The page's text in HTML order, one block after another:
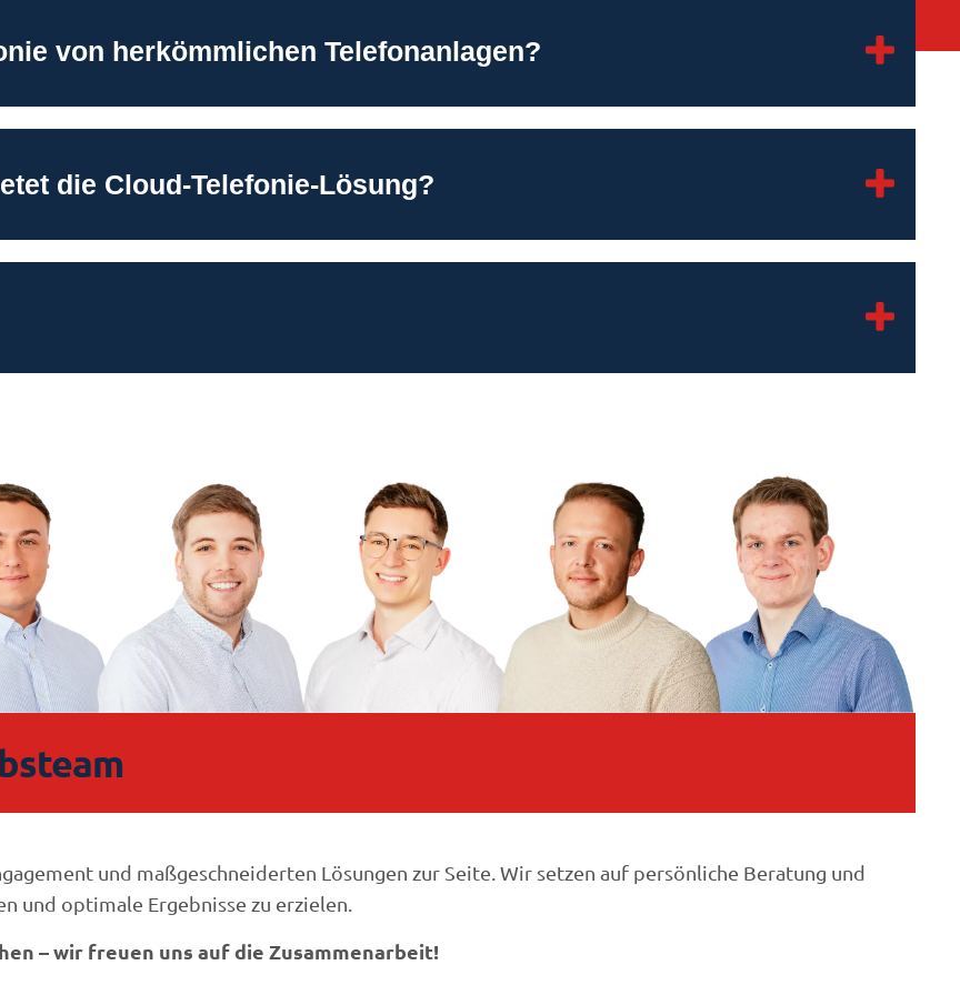
von herkömmlichen Telefonanlagen?
die Cloud-Telefonie-Lösung?
und maßgeschneiderten Lösungen zur Seite. Wir setzen auf persönliche Beratung und
und optimale Ergebnisse zu erzielen.
– wir freuen uns auf die Zusammenarbeit!